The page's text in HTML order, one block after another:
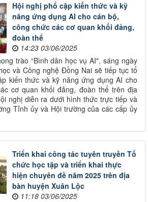
Hội nghị phổ cập kiến thức và kỹ
năng ứng dụng AI cho cán bộ,
công chức các cơ quan khối đảng,
đoàn thể
14:23 03/06/2025
trào “Bình dân học vụ AI", sáng ngày
và Công nghệ Đồng Nai sẽ tiếp tục tổ
kiến thức và kỹ năng ứng dụng AI cho
cơ quan khối đảng, đoàn thể trên địa
nghị diễn ra dưới hình thức trực tiếp và
Tỉnh ủy và Hội trường của các cấp ủy
Triển khai công tác tuyên truyền Tổ
chức học tập và triển khai thực
hiện chuyên đề năm 2025 trên địa
bàn huyện Xuân Lộc
11:18 03/06/2025